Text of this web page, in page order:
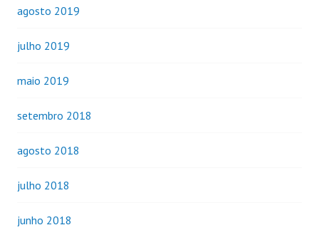
agosto 2019
julho 2019
maio 2019
setembro 2018
agosto 2018
julho 2018
junho 2018